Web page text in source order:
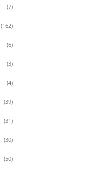
(7)
(162)
(6)
(3)
(4)
(39)
(31)
(30)
(50)